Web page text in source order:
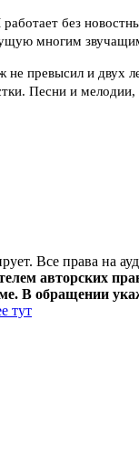
без
многим
превысил и двух
Песни и
Все права на
авторских
В обращении
тут